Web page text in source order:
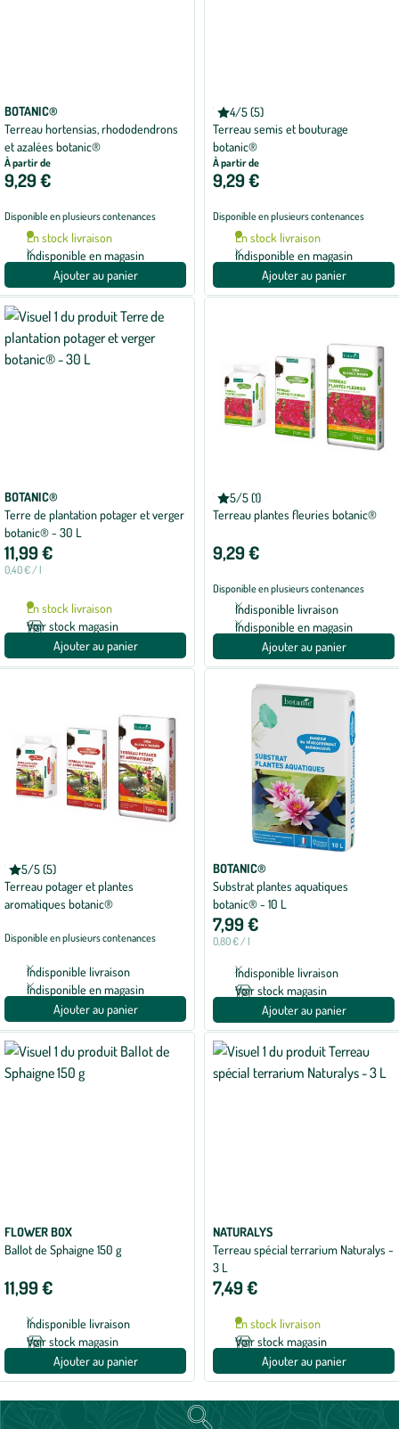
BOTANIC®
Terreau hortensias, rhododendrons
et azalées botanic®
À partir de
9,29 €
Disponible en plusieurs contenances
En stock livraison
Indisponible en magasin
Ajouter au panier
4/5 (5)
Note
moyenne
de
4
sur
5
avec
avis
BOTANIC®
Terreau semis et bouturage
botanic®
À partir de
9,29 €
Disponible en plusieurs contenances
En stock livraison
Indisponible en magasin
Ajouter au panier
BOTANIC®
Terre de plantation potager et verger
botanic® - 30 L
11,99 €
0,40 € / l
En stock livraison
Voir stock magasin
Ajouter au panier
5/5 (1)
Note
moyenne
sur
5
1
BOTANIC®
Terreau plantes fleuries botanic®
9,29 €
Disponible en plusieurs contenances
Indisponible livraison
Indisponible en magasin
Ajouter au panier
5/5 (5)
Note
moyenne
de
5
5
avec
BOTANIC®
Terreau potager et plantes
aromatiques botanic®
Disponible en plusieurs contenances
Indisponible livraison
Indisponible en magasin
Ajouter au panier
BOTANIC®
Substrat plantes aquatiques
botanic® - 10 L
7,99 €
0,80 € / l
Indisponible livraison
Voir stock magasin
Ajouter au panier
FLOWER BOX
Ballot de Sphaigne 150 g
11,99 €
Indisponible livraison
Voir stock magasin
Ajouter au panier
NATURALYS
Terreau spécial terrarium Naturalys -
3 L
7,49 €
En stock livraison
Voir stock magasin
Ajouter au panier